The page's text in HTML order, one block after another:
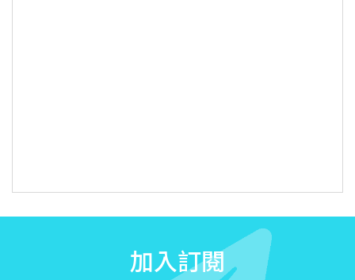
加入訂閱